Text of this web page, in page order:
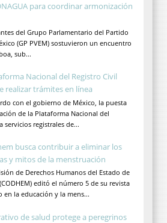
para coordinar armonización
del Grupo Parlamentario del Partido
(GP PVEM) sostuvieron un encuentro
sub...
Nacional del Registro Civil
realizar trámites en línea
con el gobierno de México, la puesta
de la Plataforma Nacional del
servicios registrales de...
busca contribuir a eliminar los
y mitos de la menstruación
de Derechos Humanos del Estado de
editó el número 5 de su revista
en la educación y la mens...
de salud protege a peregrinos